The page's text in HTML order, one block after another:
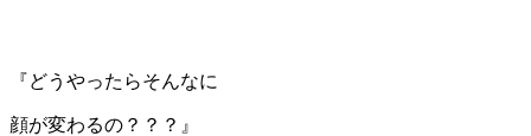
『どうやったらそんなに
顔が変わるの？？？』